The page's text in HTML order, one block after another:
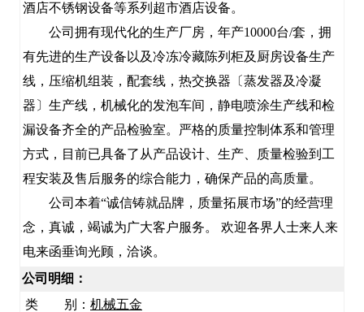
酒店不锈钢设备等系列超市酒店设备。
公司拥有现代化的生产厂房，年产10000台/套，拥
有先进的生产设备以及冷冻冷藏陈列柜及厨房设备生产
线，压缩机组装，配套线，热交换器〔蒸发器及冷凝
器〕生产线，机械化的发泡车间，静电喷涂生产线和检
漏设备齐全的产品检验室。严格的质量控制体系和管理
方式，目前已具备了从产品设计、生产、质量检验到工
程安装及售后服务的综合能力，确保产品的高质量。
公司本着“诚信铸就品牌，质量拓展市场”的经营理
念，真诚，竭诚为广大客户服务。 欢迎各界人士来人来
电来函垂询光顾，洽谈。
公司明细：
类 别： 机械五金